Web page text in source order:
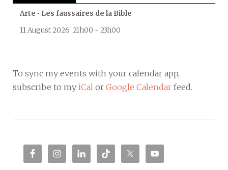
Arte • Les faussaires de la Bible
11 August 2026 21h00 - 23h00
To sync my events with your calendar app,
subscribe to my iCal or Google Calendar feed.